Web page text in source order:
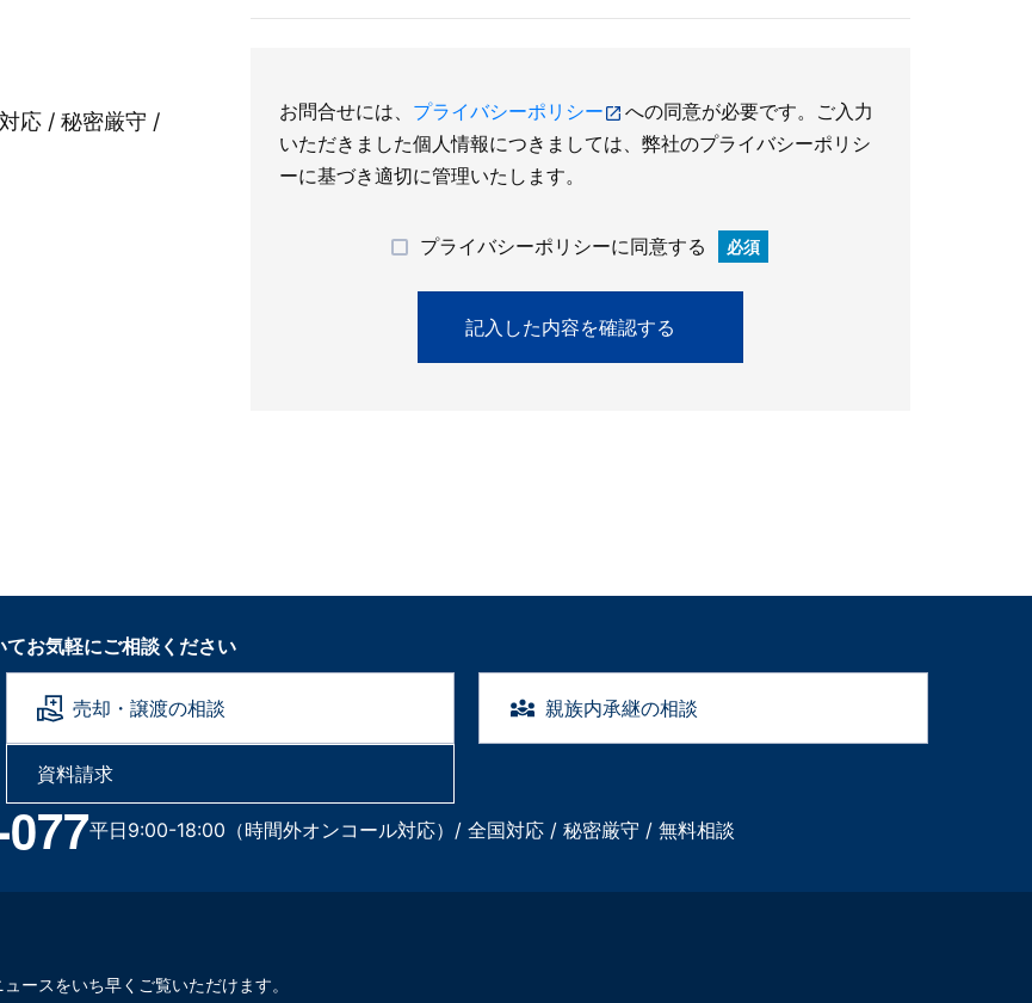
応 / 秘密厳守 /
お問合せには、 プライバシーポリシー
への同意が必要です。ご入力
いただきました個人情報につきましては、弊社のプライバシーポリシ
ーに基づき適切に管理いたします。
プライバシーポリシーに同意する 必須
てお気軽にご相談ください
売却・譲渡の相談 親族内承継の相談
資料請求
平日9:00-18:00（時間外オンコール対応）/ 全国対応 / 秘密厳守 / 無料相談
ースをいち早くご覧いただけます。